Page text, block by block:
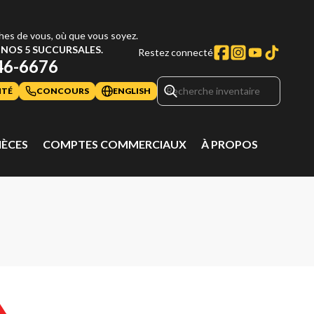
de vous, où que vous soyez.
5 SUCCURSALES.
6676
Restez connecté
CONCOURS ENGLISH
COMPTES COMMERCIAUX À PROPOS